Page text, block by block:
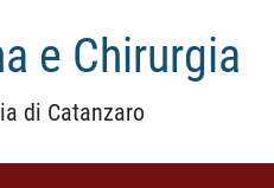
e Chirurgia
di Catanzaro